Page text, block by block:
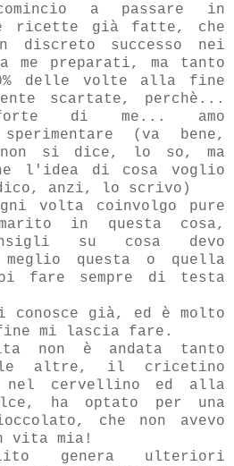
a passare in
ricette già fatte, che
discreto successo nei
me preparati, ma tanto
delle volte alla fine
scartate, perchè...
di me... amo
(va bene,
non si dice, lo so, ma
l'idea di cosa voglio
anzi, lo scrivo)
volta coinvolgo pure
in questa cosa,
su cosa devo
questa o quella
fare sempre di testa
già, ed è molto
mi lascia fare.
non è andata tanto
altre, il cricetino
nel cervellino ed alla
ha optato per una
che non avevo
vita mia!
genera ulteriori